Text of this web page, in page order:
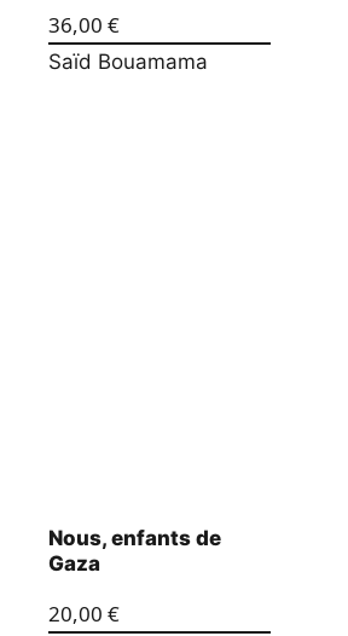
36,00 €
Saïd Bouamama
Nous, enfants de
Gaza
20,00 €